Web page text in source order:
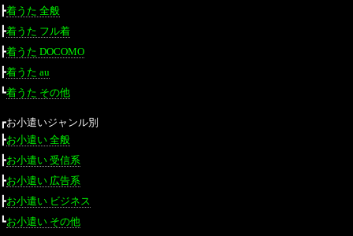
┣着うた 全般
┣着うた フル着
┣着うた DOCOMO
┣着うた au
┗着うた その他
┏お小遣いジャンル別
┣お小遣い 全般
┣お小遣い 受信系
┣お小遣い 広告系
┣お小遣い ビジネス
┗お小遣い その他